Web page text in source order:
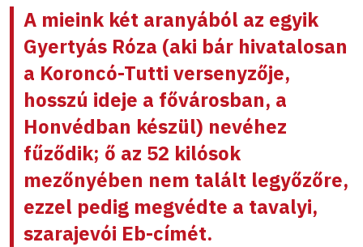
A mieink két aranyából az egyik
Gyertyás Róza (aki bár hivatalosan
a Koroncó-Tutti versenyzője,
hosszú ideje a fővárosban, a
Honvédban készül) nevéhez
fűződik; ő az 52 kilósok
mezőnyében nem talált legyőzőre,
ezzel pedig megvédte a tavalyi,
szarajevói Eb-címét.